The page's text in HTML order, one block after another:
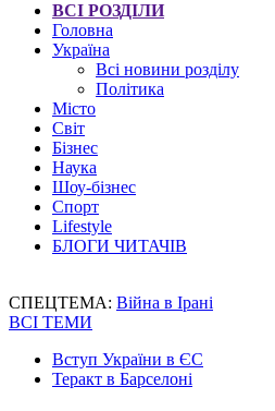
ВСІ РОЗДІЛИ
Головна
Україна
Всі новини розділу
Політика
Місто
Світ
Бізнес
Наука
Шоу-бізнес
Спорт
Lifestyle
БЛОГИ ЧИТАЧІВ
СПЕЦТЕМА: Війна в Ірані
ВСІ ТЕМИ
Вступ України в ЄС
Теракт в Барселоні